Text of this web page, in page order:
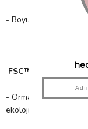
- Boyut: 50mm x
FSC™ Sertifikası
- Orman ürünlerinin;
ekolojik süreçlere